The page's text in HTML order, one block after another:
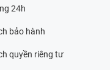
24h
bảo hành
quyền riêng tư